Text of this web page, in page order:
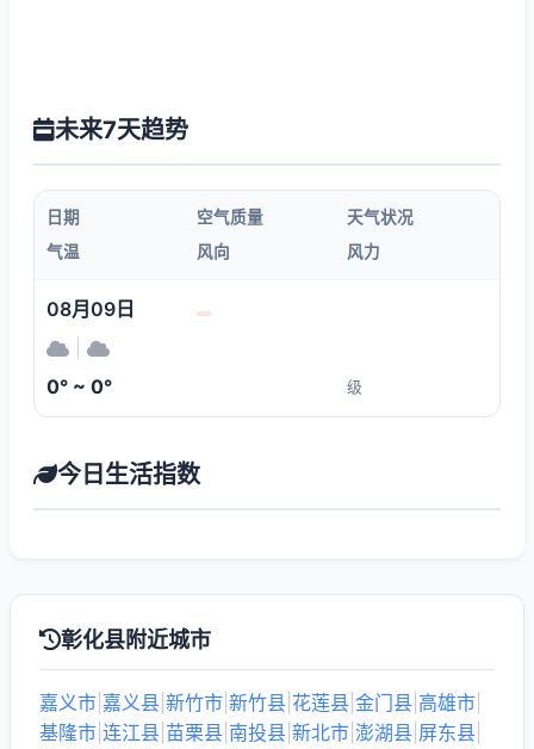
未来7天趋势
日期 空气质量
天气状况
气温
风向 风力
08月09日
0° ~ 0° 级
今日生活指数
彰化县附近城市
嘉义市 嘉义县 新竹市 新竹县 花莲县 金门县 高雄市
基隆市 连江县 苗栗县 南投县 新北市 澎湖县 屏东县